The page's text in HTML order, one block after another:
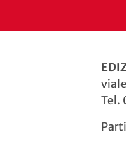
Tel.